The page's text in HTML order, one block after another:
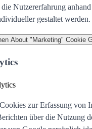
Nutzererfahrung anhand
gestaltet werden.
About "Marketing" Cookie
zur Erfassung von
über die Nutzung